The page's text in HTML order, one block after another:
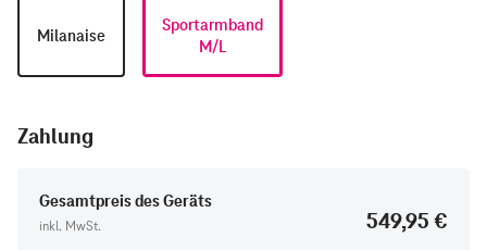
Milanaise
Sportarmband
M/L
Zahlung
Gesamtpreis des Geräts
inkl. MwSt.
549,95 €